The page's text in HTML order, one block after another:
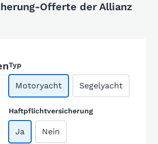
Offerte der Allianz
Typ
Motoryacht Segelyacht
Haftpflichtversicherung
Ja Nein